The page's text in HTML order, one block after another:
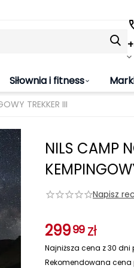
Siłownia i fitness
TREKKER III
NILS CAMP
Napisz
29999 zł
Najniższa cena z 30 dni
Rekomendowana cena